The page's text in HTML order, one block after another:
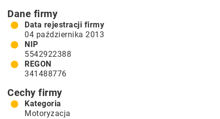
Dane firmy
Data rejestracji firmy
04 października 2013
NIP
5542922388
REGON
341488776
Cechy firmy
Kategoria
Motoryzacja